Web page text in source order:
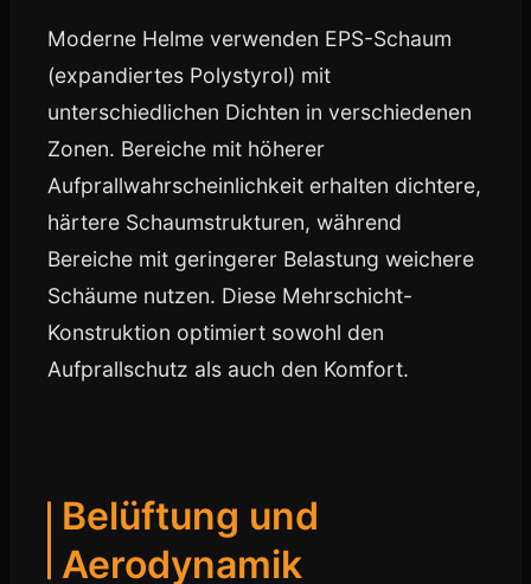
Moderne Helme verwenden EPS-Schaum
(expandiertes Polystyrol) mit
unterschiedlichen Dichten in verschiedenen
Zonen. Bereiche mit höherer
Aufprallwahrscheinlichkeit erhalten dichtere,
härtere Schaumstrukturen, während
Bereiche mit geringerer Belastung weichere
Schäume nutzen. Diese Mehrschicht-
Konstruktion optimiert sowohl den
Aufprallschutz als auch den Komfort.
Belüftung und
Aerodynamik